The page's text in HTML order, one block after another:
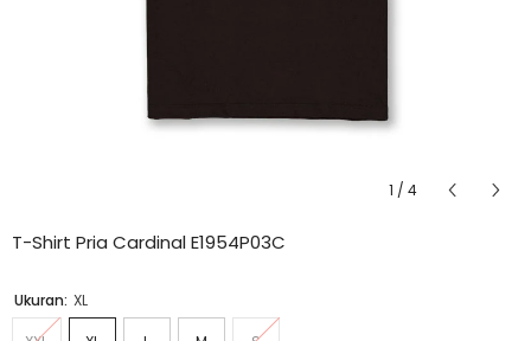
1 / 4
T-Shirt Pria Cardinal E1954P03C
Ukuran: XL